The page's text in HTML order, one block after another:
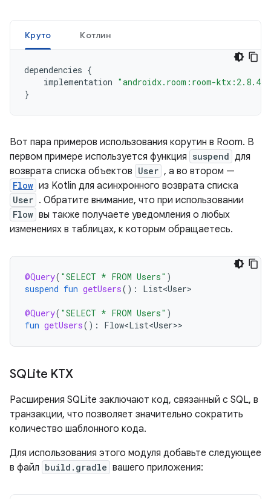
Круто Котлин
dependencies {
implementation "androidx.room:room-ktx:2.8.4"
}
Вот пара примеров использования корутин в Room. В
первом примере используется функция suspend для
возврата списка объектов User , а во втором —
Flow из Kotlin для асинхронного возврата списка
User . Обратите внимание, что при использовании
Flow вы также получаете уведомления о любых
изменениях в таблицах, к которым обращаетесь.
@Query( "SELECT * FROM Users" )
suspend fun getUsers(): List<User>
@Query( "SELECT * FROM Users" )
fun getUsers(): Flow<List<User>
SQLite KTX
Расширения SQLite заключают код, связанный с SQL, в
транзакции, что позволяет значительно сократить
количество шаблонного кода.
Для использования этого модуля добавьте следующее
в файл build.gradle вашего приложения: